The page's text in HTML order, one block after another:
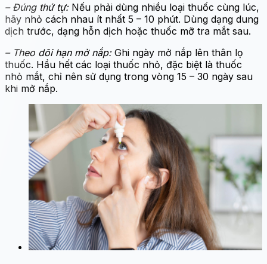
– Đúng thứ tự: Nếu phải dùng nhiều loại thuốc cùng lúc,
hãy nhỏ cách nhau ít nhất 5 – 10 phút. Dùng dạng dung
dịch trước, dạng hỗn dịch hoặc thuốc mỡ tra mắt sau.
– Theo dõi hạn mở nắp:Ghi ngày mở nắp lên thân lọ
thuốc. Hầu hết các loại thuốc nhỏ, đặc biệt là thuốc
nhỏ mắt, chỉ nên sử dụng trong vòng 15 – 30 ngày sau
khi mở nắp.